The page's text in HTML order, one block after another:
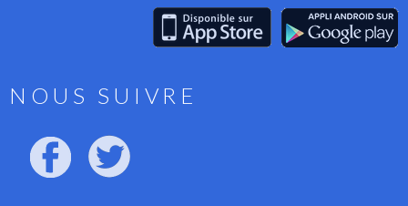
NOUS SUIVRE